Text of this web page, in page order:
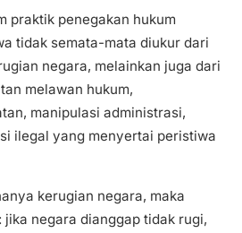
praktik penegakan hukum
tidak semata-mata diukur dari
negara, melainkan juga dari
melawan hukum,
manipulasi administrasi,
ilegal yang menyertai peristiwa
kerugian negara, maka
negara dianggap tidak rugi,